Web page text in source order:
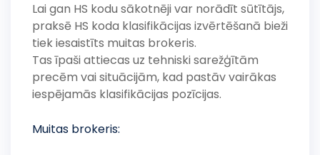
Lai gan HS kodu sākotnēji var norādīt sūtītājs,
praksē HS koda klasifikācijas izvērtēšanā bieži
tiek iesaistīts muitas brokeris.
Tas īpaši attiecas uz tehniski sarežģītām
precēm vai situācijām, kad pastāv vairākas
iespējamās klasifikācijas pozīcijas.
Muitas brokeris: